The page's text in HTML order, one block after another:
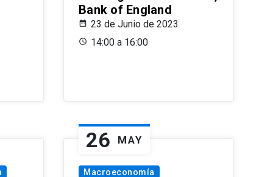
Bank of England
23 de Junio de 2023
14:00 a 16:00
26 MAY
Macroeconomía